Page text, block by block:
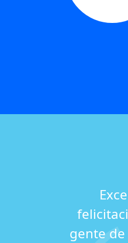
gente